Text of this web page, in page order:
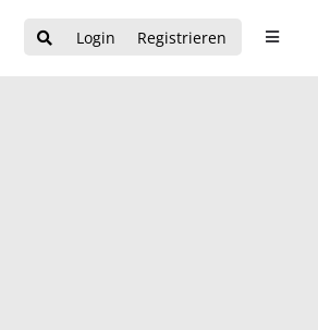
Login Registrieren